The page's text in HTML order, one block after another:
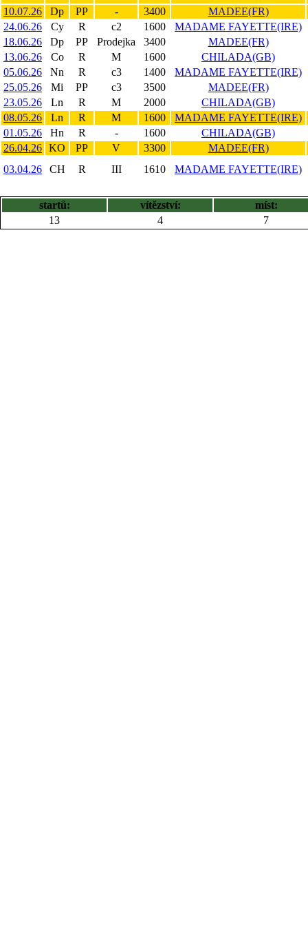
10.07.26
Dp PP - 3400
MADEE(FR)
24.06.26
Cy R c2 1600
MADAME FAYETTE(IRE)
18.06.26
Dp PP Prodejka 3400
MADEE(FR)
13.06.26
Co R M 1600
CHILADA(GB)
05.06.26
Nn R c3 1400
MADAME FAYETTE(IRE)
25.05.26
Mi PP c3 3500
MADEE(FR)
23.05.26
Ln R M 2000
CHILADA(GB)
08.05.26
Ln R M 1600
MADAME FAYETTE(IRE)
01.05.26
Hn R - 1600
CHILADA(GB)
26.04.26 KO PP V 3300
MADEE(FR)
03.04.26
CH R III 1610 MADAME FAYETTE(IRE)
startů: vítězství:
míst:
13
4 7